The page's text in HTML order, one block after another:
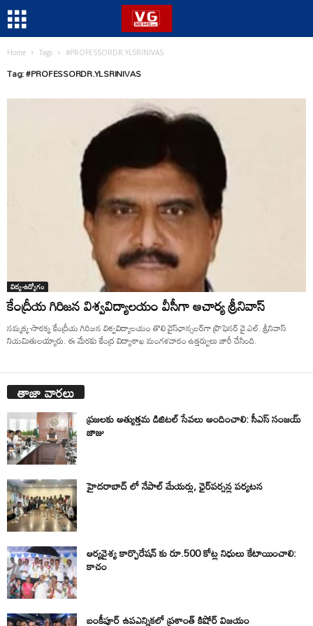
Home Tags #PROFESSORDR.YLSRINIVAS
Tag: #PROFESSORDR.YLSRINIVAS
విద్య-ఉద్యోగం
కేంద్రీయ గిరిజన విశ్వవిద్యాలయం వీసీగా ఆచార్య శ్రీనివాస్
సమ్మక్క-సారక్క కేంద్రీయ గిరిజన విశ్వవిద్యాలయం తొలి వైస్‌ఛాన్సలర్‌గా ప్రొఫెసర్‌ వై.ఎల్‌. శ్రీనివాస్‌
నియమితులయ్యారు. ఈ మేరకు కేంద్ర విద్యాశాఖ మంగళవారం ఉత్తర్వులు జారీ చేసింది.
తాజా వార్తలు
ప్రజలకు అత్యుత్తమ డిజిటల్ సేవలు అందించాలి: సీఎస్ సంజయ్
జాజు
హైదరాబాద్ లో నేపాల్ మేయర్లు, ఛైర్‌పర్సన్ల పర్యటన
ఆర్యవైశ్య కార్పొరేషన్ కు రూ.500 కోట్ల నిధులు కేటాయించాలి:
కాచం
బంకీపూర్ ఉపఎన్నికలో ప్రశాంత్ కిషోర్ విజయం